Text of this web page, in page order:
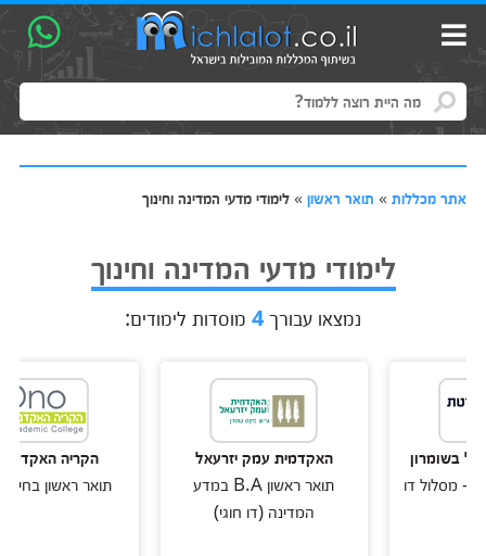
אתר מכללות» תואר ראשון» לימודי מדעי המדינה וחינוך
לימודי מדעי המדינה וחינוך
נמצאו עבורך4 מוסדות לימודים:
דו
האקדמית עמק יזרעאל
תואר ראשון B.A במדע
המדינה (דו חוגי)
הקריה האקדמית אונו
תואר ראשון בחינוך וחברה